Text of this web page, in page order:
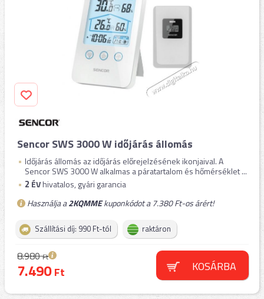
Sencor SWS 3000 W időjárás állomás
Időjárás állomás az időjárás előrejelzésének ikonjaival. A
Sencor SWS 3000 W alkalmas a páratartalom és hőmérséklet ...
2 ÉVhivatalos, gyári garancia
Használja a2KQMMEkuponkódot a 7.380 Ft-os árért!
Szállítási díj: 990 Ft-tól raktáron
8.980Ft
7.490Ft KOSÁRBA